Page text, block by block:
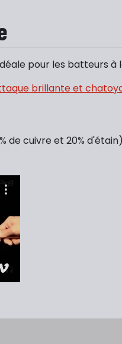
pour les batteurs
brillante et
de cuivre et 20% d'étain)